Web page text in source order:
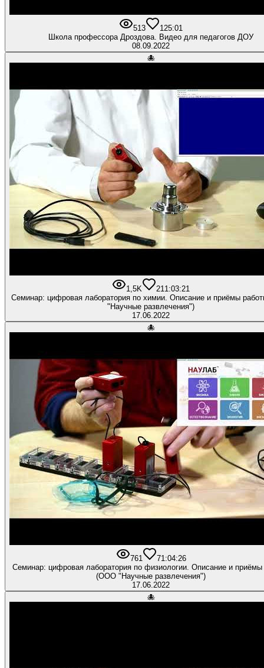
513 1 25:01
Школа профессора Дроздова. Видео для педагогов ДОУ
08.09.2022
🐙
1,5K 21 1:03:21
Семинар: цифровая лаборатория по химии. Описание и приёмы
"Научные развлечения")
17.06.2022
🐙
761 71:04:26
Семинар: цифровая лаборатория по физиологии. Описание и приёмы
(ООО "Научные развлечения")
17.06.2022
🐙